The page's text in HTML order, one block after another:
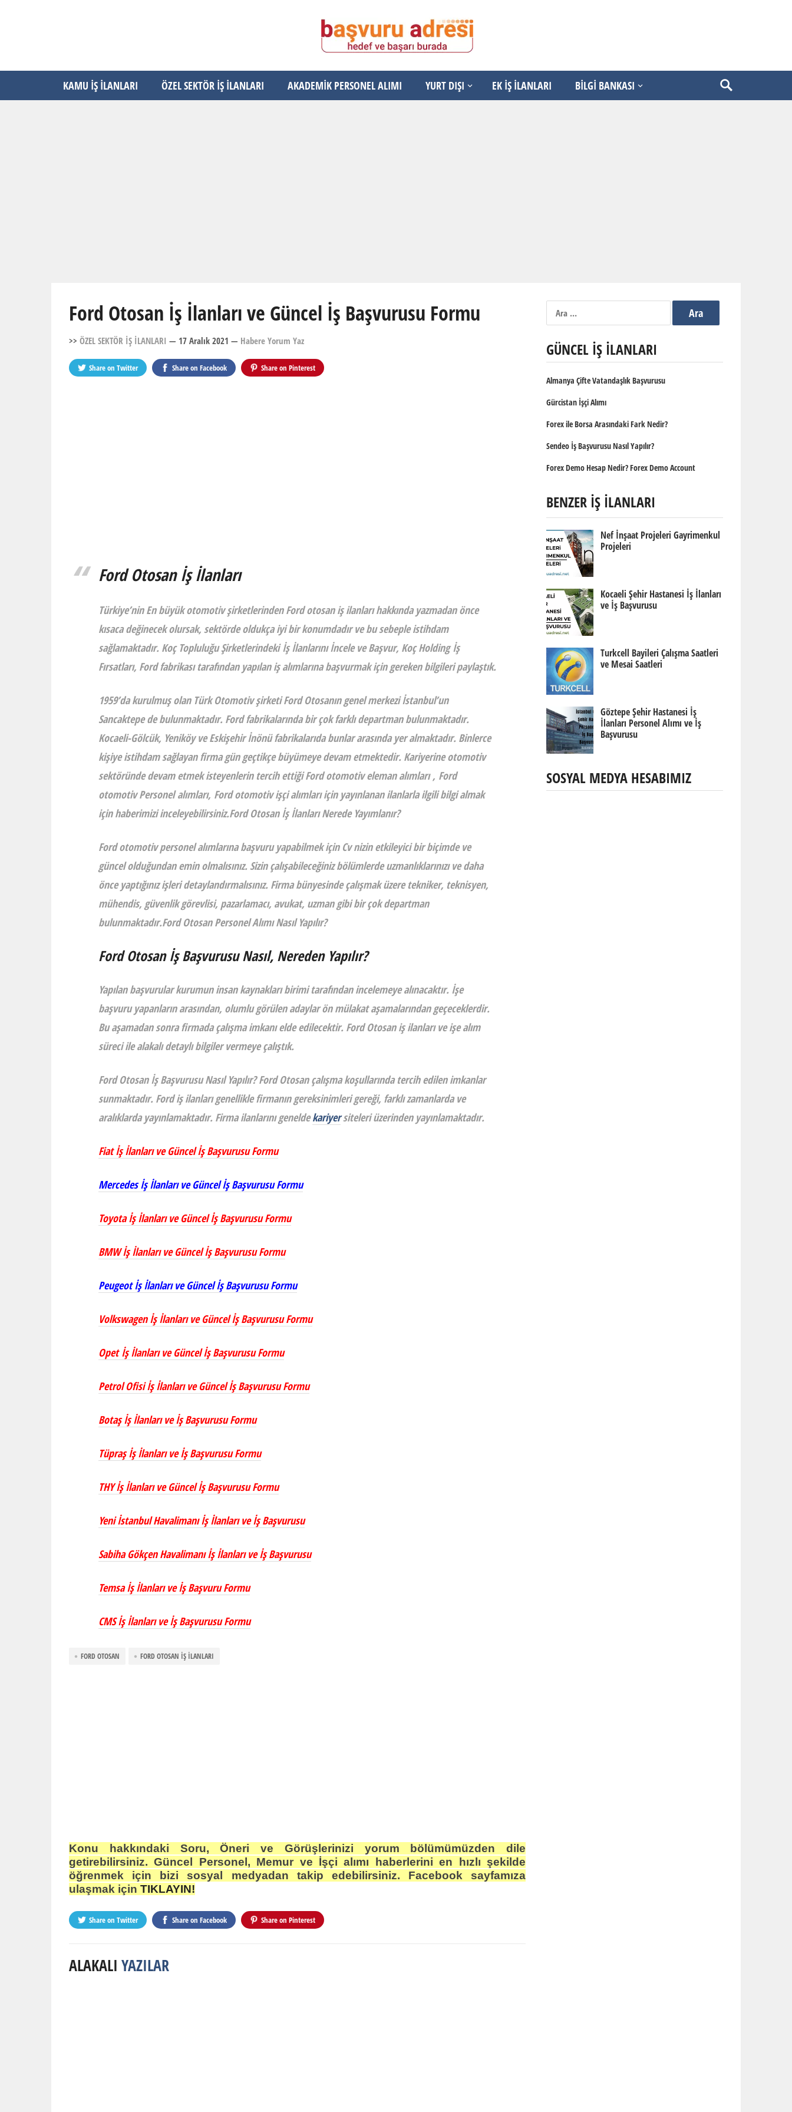
KAMU İŞ İLANLARI ÖZEL SEKTÖR İŞ İLANLARI AKADEMİK PERSONEL ALIMI YURT DIŞI EK İŞ İLANLARI BİLGİ BANKASI
Ford Otosan İş İlanları ve Güncel İş Başvurusu Formu
>> ÖZEL SEKTÖR İŞ İLANLARI — 17 Aralık 2021 — Habere Yorum Yaz
Share on Twitter Share on Facebook Share on Pinterest
Ford Otosan İş İlanları
Türkiye’nin En büyük otomotiv şirketlerindenFord otosan iş ilanlarıhakkında yazmadan önce
kısaca değinecek olursak, sektörde oldukça iyi bir konumdadır ve bu sebeple istihdam
sağlamaktadır. Koç Topluluğu Şirketlerindekiİş İlanlarınıİncele ve Başvur, Koç Holdingİş
Fırsatları, Ford fabrikasıtarafından yapılan iş alımlarına başvurmak için gereken bilgileri paylaştık.
1959’da kurulmuş olan Türk Otomotiv şirketi Ford Otosanın genel merkezi İstanbul’un
Sancaktepe de bulunmaktadır. Ford fabrikalarında bir çok farklı departman bulunmaktadır.
Kocaeli-Gölcük, Yeniköy ve Eskişehir İnönü fabrikalarıda bunlar arasında yer almaktadır. Binlerce
kişiye istihdam sağlayan firma gün geçtikçe büyümeye devam etmektedir. Kariyerine otomotiv
sektöründe devam etmek isteyenlerin tercih ettiğiFord otomotiv eleman alımları, Ford
otomotiv Personel alımları, Ford otomotiv işçi alımlarıiçin yayınlanan ilanlarla ilgili bilgi almak
için haberimizi inceleyebilirsiniz.Ford Otosan İş İlanları Nerede Yayımlanır?
Fordotomotivpersonel alımlarınabaşvuru yapabilmek için Cv nizin etkileyici bir biçimde ve
güncel olduğundan emin olmalısınız. Sizin çalışabileceğiniz bölümlerde uzmanlıklarınızı ve daha
önce yaptığınız işleri detaylandırmalısınız. Firma bünyesinde çalışmak üzere tekniker, teknisyen,
mühendis, güvenlik görevlisi, pazarlamacı, avukat, uzman gibi bir çok departman
bulunmaktadır.Ford Otosan Personel Alımı Nasıl Yapılır?
Ford Otosan İş Başvurusu Nasıl, Nereden Yapılır?
Yapılan başvurular kurumuninsan kaynaklarıbirimi tarafından incelemeye alınacaktır. İşe
başvuru yapanların arasından, olumlu görülen adaylar ön mülakat aşamalarından geçeceklerdir.
Bu aşamadan sonra firmada çalışma imkanı elde edilecektir. Ford Otosan iş ilanları veişe alım
süreciile alakalı detaylı bilgiler vermeye çalıştık.
Ford Otosan İş Başvurusu Nasıl Yapılır? Ford Otosan çalışma koşullarında tercih edilen imkanlar
sunmaktadır. Ford iş ilanları genellikle firmanın gereksinimleri gereği, farklı zamanlarda ve
aralıklarda yayınlamaktadır. Firma ilanlarını geneldekariyersiteleri üzerinden yayınlamaktadır.
Fiat İş İlanları ve Güncel İş Başvurusu Formu
Mercedes İş İlanları ve Güncel İş Başvurusu Formu
Toyota İş İlanları ve Güncel İş Başvurusu Formu
BMW İş İlanları ve Güncel İş Başvurusu Formu
Peugeot İş İlanları ve Güncel İş Başvurusu Formu
Volkswagen İş İlanları ve Güncel İş Başvurusu Formu
Opet İş İlanları ve Güncel İş Başvurusu Formu
Petrol Ofisi İş İlanları ve Güncel İş Başvurusu Formu
Botaş İş İlanları ve İş Başvurusu Formu
Tüpraş İş İlanları ve İş Başvurusu Formu
THY İş İlanları ve Güncel İş Başvurusu Formu
Yeni İstanbul Havalimanı İş İlanları ve İş Başvurusu
Sabiha Gökçen Havalimanı İş İlanları ve İş Başvurusu
Temsa İş İlanları ve İş Başvuru Formu
CMS İş İlanları ve İş Başvurusu Formu
FORD OTOSAN FORD OTOSAN İŞ İLANLARI
Konu hakkındaki Soru, Öneri ve Görüşlerinizi yorum bölümümüzden dile
getirebilirsiniz. Güncel Personel, Memur ve İşçi alımı haberlerini en hızlı şekilde
öğrenmek için bizi sosyal medyadan takip edebilirsiniz. Facebook sayfamıza
ulaşmak için TIKLAYIN!
Share on Twitter Share on Facebook Share on Pinterest
ALAKALI YAZILAR
GÜNCEL İŞ İLANLARI
Almanya Çifte Vatandaşlık Başvurusu
Gürcistan İşçi Alımı
Forex ile Borsa Arasındaki Fark Nedir?
Sendeo İş Başvurusu Nasıl Yapılır?
Forex Demo Hesap Nedir? Forex Demo Account
BENZER İŞ İLANLARI
Nef İnşaat Projeleri Gayrimenkul
Projeleri
Kocaeli Şehir Hastanesi İş İlanları
ve İş Başvurusu
Turkcell Bayileri Çalışma Saatleri
ve Mesai Saatleri
Göztepe Şehir Hastanesi İş
İlanları Personel Alımı ve İş
Başvurusu
SOSYAL MEDYA HESABIMIZ